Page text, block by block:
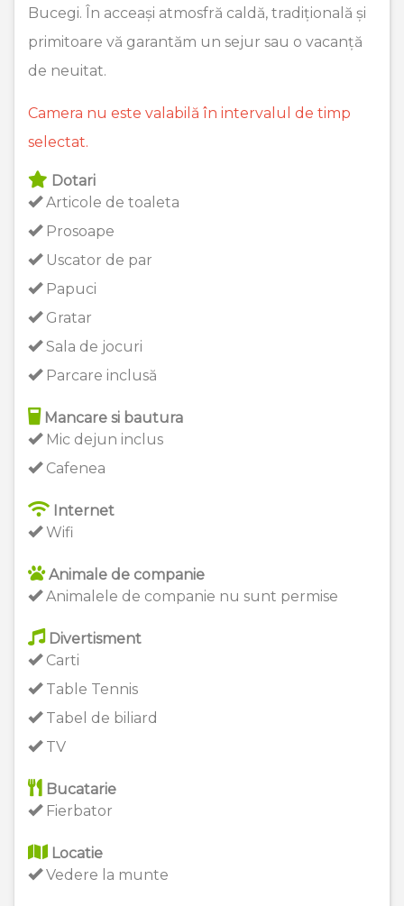
Bucegi. În acceași atmosfră caldă, tradițională și
primitoare vă garantăm un sejur sau o vacanță
de neuitat.
Camera nu este valabilă în intervalul de timp
selectat.
Dotari
Articole de toaleta
Prosoape
Uscator de par
Papuci
Gratar
Sala de jocuri
Parcare inclusă
Mancare si bautura
Mic dejun inclus
Cafenea
Internet
Wifi
Animale de companie
Animalele de companie nu sunt permise
Divertisment
Carti
Table Tennis
Tabel de biliard
TV
Bucatarie
Fierbator
Locatie
Vedere la munte